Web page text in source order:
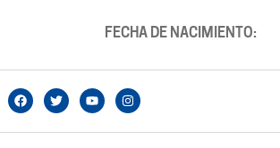
FECHA DE NACIMIENTO: